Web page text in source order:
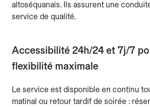
altoséquanais. Ils assurent une
service de qualité.
Accessibilité 24h/24 et 7j/7
flexibilité maximale
Le service est disponible en continu
matinal ou retour tardif de soirée :